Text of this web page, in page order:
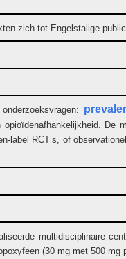
zich tot Engelstalige
De
label RCT’s, of
multidisciplinaire
(30 mg met 500